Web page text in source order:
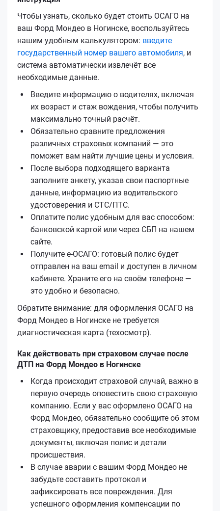
Чтобы узнать, сколько будет стоить ОСАГО на
ваш Форд Мондео в Ногинске, воспользуйтесь
нашим удобным калькулятором: введите
государственный номер вашего автомобиля, и
система автоматически извлечёт все
необходимые данные.
Введите информацию о водителях, включая
их возраст и стаж вождения, чтобы получить
максимально точный расчёт.
Обязательно сравните предложения
различных страховых компаний — это
поможет вам найти лучшие цены и условия.
После выбора подходящего варианта
заполните анкету, указав свои паспортные
данные, информацию из водительского
удостоверения и СТС/ПТС.
Оплатите полис удобным для вас способом:
банковской картой или через СБП на нашем
сайте.
Получите е‑ОСАГО: готовый полис будет
отправлен на ваш email и доступен в личном
кабинете. Храните его на своём телефоне —
это удобно и безопасно.
Обратите внимание: для оформления ОСАГО на
Форд Мондео в Ногинске не требуется
диагностическая карта (техосмотр).
Как действовать при страховом случае после
ДТП на Форд Мондео в Ногинске
Когда происходит страховой случай, важно в
первую очередь оповестить свою страховую
компанию. Если у вас оформлено ОСАГО на
Форд Мондео, обязательно сообщите об этом
страховщику, предоставив все необходимые
документы, включая полис и детали
происшествия.
В случае аварии с вашим Форд Мондео не
забудьте составить протокол и
зафиксировать все повреждения. Для
успешного оформления компенсации по